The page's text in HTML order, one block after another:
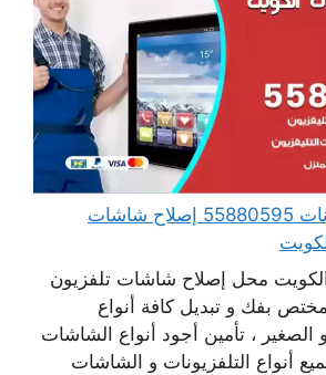
فني تصليح تلفزيونات 55880595 إصلاح شاشات
محل إصلاح شاشات تلفزيون
بفك و تبديل كافة أنواع
الصغير ، تأمين أجود أنواع الشاشات
أنواع التلفزيونات و الشاشات